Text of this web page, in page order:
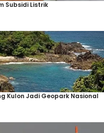
Subsidi Listrik
Kulon Jadi Geopark Nasional